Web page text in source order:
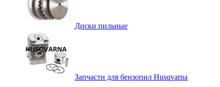
Диски пильные
Запчасти для бензопил Husqvarna